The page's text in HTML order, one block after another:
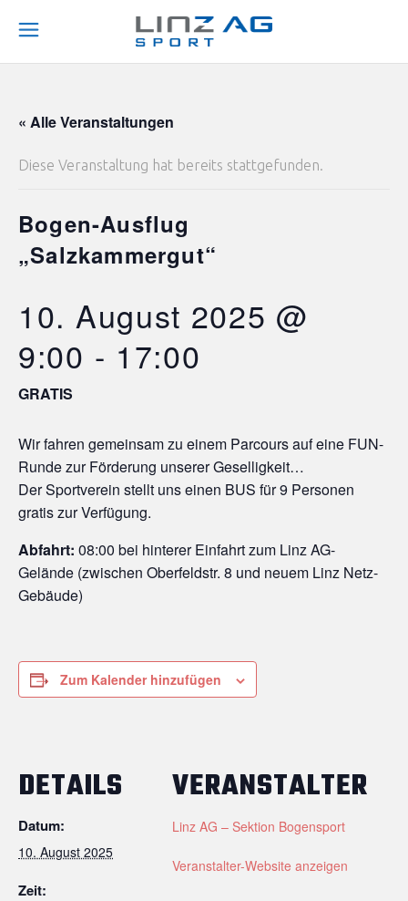
« Alle Veranstaltungen
Diese Veranstaltung hat bereits stattgefunden.
Bogen-Ausflug
„Salzkammergut“
10. August 2025 @
9:00 - 17:00
GRATIS
Wir fahren gemeinsam zu einem Parcours auf eine FUN-
Runde zur Förderung unserer Geselligkeit…
Der Sportverein stellt uns einen BUS für 9 Personen
gratis zur Verfügung.
Abfahrt: 08:00 bei hinterer Einfahrt zum Linz AG-
Gelände (zwischen Oberfeldstr. 8 und neuem Linz Netz-
Gebäude)
Zum Kalender hinzufügen
DETAILS
Datum:
10. August 2025
Zeit:
VERANSTALTER
Linz AG – Sektion Bogensport
Veranstalter-Website anzeigen